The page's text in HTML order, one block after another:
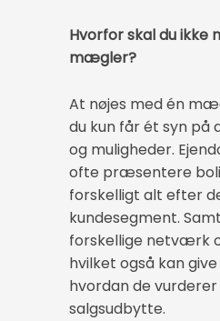
Hvorfor skal du ikke
mægler?
At nøjes med én
du kun får ét syn på
og muligheder.
ofte præsentere
forskelligt alt efter
kundesegment.
forskellige netværk
hvilket også kan
hvordan de
salgsudbytte.